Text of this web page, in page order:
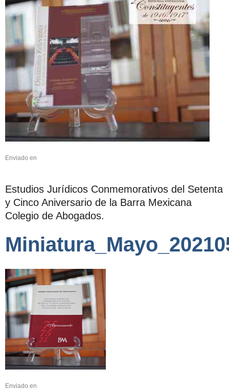
Enviado en
Estudios Jurídicos Conmemorativos del Setenta
y Cinco Aniversario de la Barra Mexicana
Colegio de Abogados.
Enviado en